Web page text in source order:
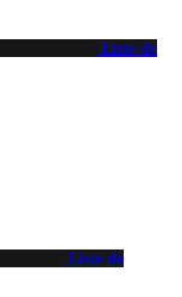
Liste de
Liste de